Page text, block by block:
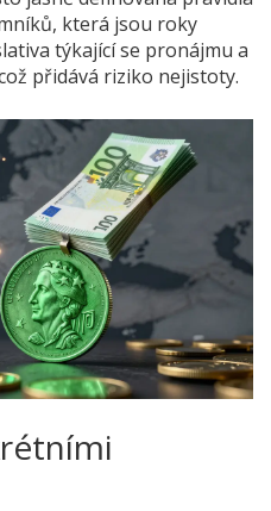
která jsou roky
týkající se pronájmu a
přidává riziko nejistoty.